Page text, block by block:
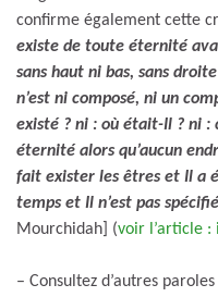
confirme également cette
existe de toute éternité
sans haut ni bas, sans
n’est ni composé, ni un
existé ? ni : où était-Il ? ni :
éternité alors qu’aucun
fait exister les êtres et Il a
temps et Il n’est pas
Mourchidah] (voir l’article :
– Consultez d’autres